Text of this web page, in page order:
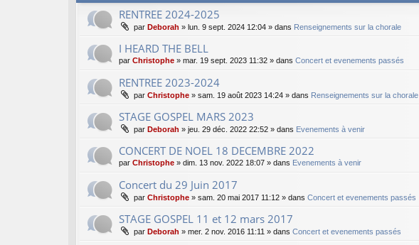
RENTREE 2024-2025
par Deborah » lun. 9 sept. 2024 12:04 » dans Renseignements sur la chorale
I HEARD THE BELL
par Christophe » mar. 19 sept. 2023 11:32 » dans Concert et evenements passés
RENTREE 2023-2024
par Christophe » sam. 19 août 2023 14:24 » dans Renseignements sur la chorale
STAGE GOSPEL MARS 2023
par Deborah » jeu. 29 déc. 2022 22:52 » dans Evenements à venir
CONCERT DE NOEL 18 DECEMBRE 2022
par Christophe » dim. 13 nov. 2022 18:07 » dans Evenements à venir
Concert du 29 Juin 2017
par Christophe » sam. 20 mai 2017 11:12 » dans Concert et evenements passés
STAGE GOSPEL 11 et 12 mars 2017
par Deborah » mer. 2 nov. 2016 11:11 » dans Concert et evenements passés